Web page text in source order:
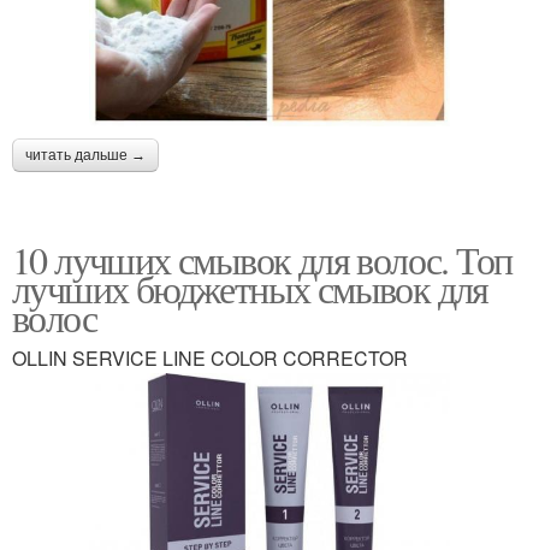
читать дальше →
10 лучших смывок для волос. Топ
лучших бюджетных смывок для
волос
OLLIN SERVICE LINE COLOR CORRECTOR